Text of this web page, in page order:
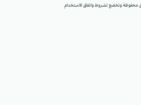
محفوظة وتخضع لشروط واتفاق الاستخدام